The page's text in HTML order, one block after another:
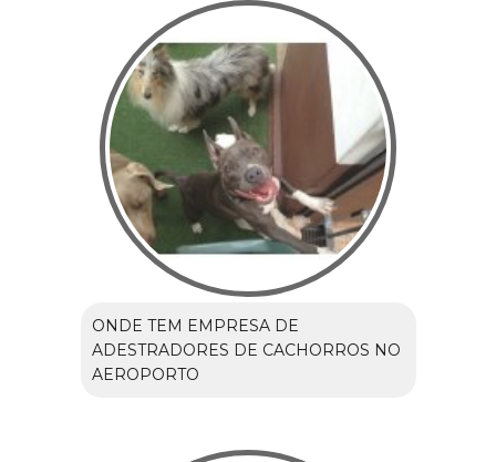
ONDE TEM EMPRESA DE
ADESTRADORES DE CACHORROS NO
AEROPORTO